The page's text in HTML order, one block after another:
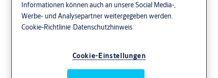
Informationen können auch an unsere Social Media-,
Werbe- und Analysepartner weitergegeben werden.
Cookie-Richtlinie Datenschutzhinweis
Cookie-Einstellungen